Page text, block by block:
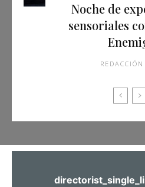
Noche de
sensoriales